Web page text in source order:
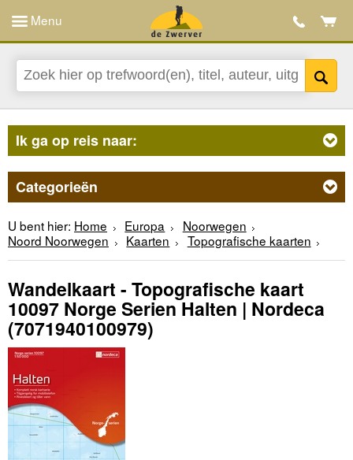
Menu
Ik ga op reis naar:
Categorieën
U bent hier: Home Europa
Noorwegen
Noord Noorwegen
Kaarten Topografische kaarten
Wandelkaart - Topografische kaart
10097 Norge Serien Halten | Nordeca
(7071940100979)